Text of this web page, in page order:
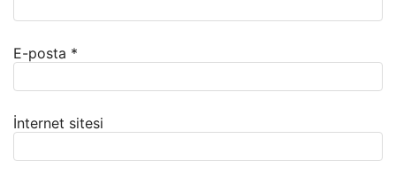
E-posta *
İnternet sitesi